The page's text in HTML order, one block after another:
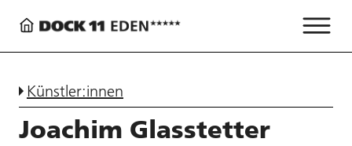
Künstler:innen
Joachim Glasstetter